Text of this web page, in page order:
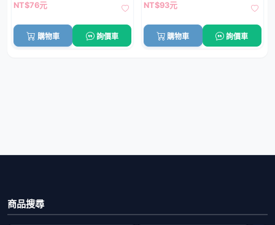
NT$76元
購物車 詢價車
NT$93元
購物車 詢價車
商品搜尋